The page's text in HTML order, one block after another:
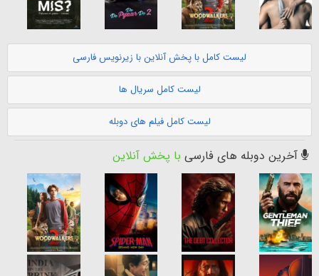
لیست کامل با پخش آنلاین با زیرنویس فارسی
لیست کامل سریال ها
لیست کامل فیلم های دوبله
آخرین دوبله های فارسی با پخش آنلاین